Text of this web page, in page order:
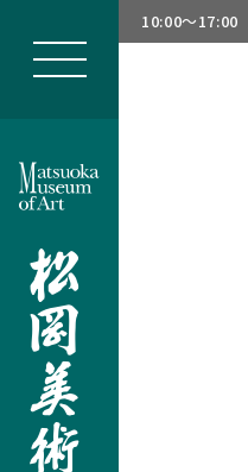
10:00～17:00